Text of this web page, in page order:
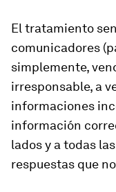
El tratamiento
comunicadores
simplemente,
irresponsable, a
informaciones
información
lados y a todas
respuestas que